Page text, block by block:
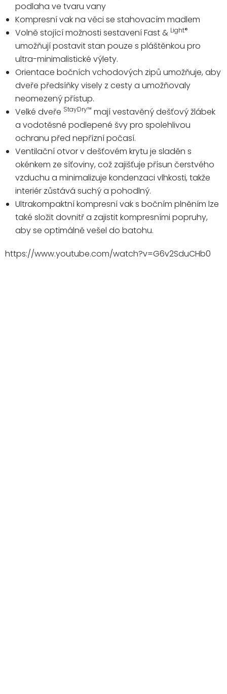
podlaha ve tvaru vany
Kompresní vak na věci se stahovacím madlem
Volně stojící možnosti sestavení Fast & Light®
umožňují postavit stan pouze s pláštěnkou pro
ultra-minimalistické výlety.
Orientace bočních vchodových zipů umožňuje, aby
dveře předsíňky visely z cesty a umožňovaly
neomezený přístup.
Velké dveře StayDry™ mají vestavěný dešťový žlábek
a vodotěsné podlepené švy pro spolehlivou
ochranu před nepřízní počasí.
Ventilační otvor v dešťovém krytu je sladěn s
okénkem ze síťoviny, což zajišťuje přísun čerstvého
vzduchu a minimalizuje kondenzaci vlhkosti, takže
interiér zůstává suchý a pohodlný.
Ultrakompaktní kompresní vak s bočním plněním lze
také složit dovnitř a zajistit kompresními popruhy,
aby se optimálně vešel do batohu.
https://www.youtube.com/watch?v=G6v2SduCHb0